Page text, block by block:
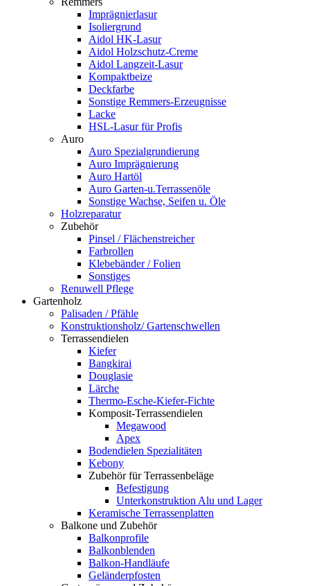
Imprägnierlasur
Isoliergrund
Aidol HK-Lasur
Aidol Holzschutz-Creme
Aidol Langzeit-Lasur
Kompaktbeize
Deckfarbe
Sonstige Remmers-Erzeugnisse
Lacke
HSL-Lasur für Profis
Auro
Auro Spezialgrundierung
Auro Imprägnierung
Auro Hartöl
Auro Garten-u.Terrassenöle
Sonstige Wachse, Seifen u. Öle
Holzreparatur
Zubehör
Pinsel / Flächenstreicher
Farbrollen
Klebebänder / Folien
Sonstiges
Renuwell Pflege
Gartenholz
Palisaden / Pfähle
Konstruktionsholz/ Gartenschwellen
Terrassendielen
Kiefer
Bangkirai
Douglasie
Lärche
Thermo-Esche-Kiefer-Fichte
Komposit-Terrassendielen
Megawood
Apex
Bodendielen Spezialitäten
Kebony
Zubehör für Terrassenbeläge
Befestigung
Unterkonstruktion Alu und Lager
Keramische Terrassenplatten
Balkone und Zubehör
Balkonprofile
Balkonblenden
Balkon-Handläufe
Geländerpfosten